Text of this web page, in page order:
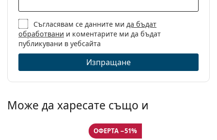
Съгласявам се данните мида бъдат
обработвани и коментарите ми да бъдат
публикувани в уебсайта
Изпращане
Може да харесате също и
ОФЕРТА −51%